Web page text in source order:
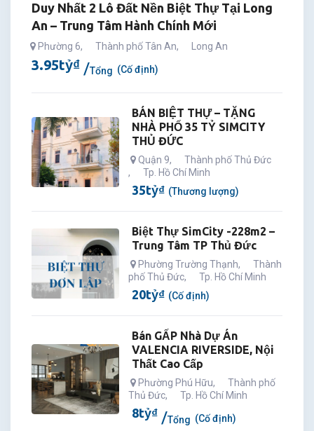
Duy Nhất 2 Lô Đất Nền Biệt Thự Tại Long
An – Trung Tâm Hành Chính Mới
Phường 6, Thành phố Tân An, Long An
3.95tỷ₫ Tổng (Cố định)
BÁN BIỆT THỰ – TẶNG
NHÀ PHỐ 35 TỶ SIMCITY
THỦ ĐỨC
Quận 9,
Thành phố Thủ Đức
,
Tp. Hồ Chí Minh
35tỷ₫ (Thương lượng)
Biệt Thự SimCity -228m2 –
Trung Tâm TP Thủ Đức
Phường Trường Thạnh,
Thành
phố Thủ Đức, Tp. Hồ Chí Minh
20tỷ₫ (Cố định)
Bán GẤP Nhà Dự Án
VALENCIA RIVERSIDE, Nội
Thất Cao Cấp
Phường Phú Hữu,
Thành phố
Thủ Đức, Tp. Hồ Chí Minh
8tỷ₫ Tổng (Cố định)